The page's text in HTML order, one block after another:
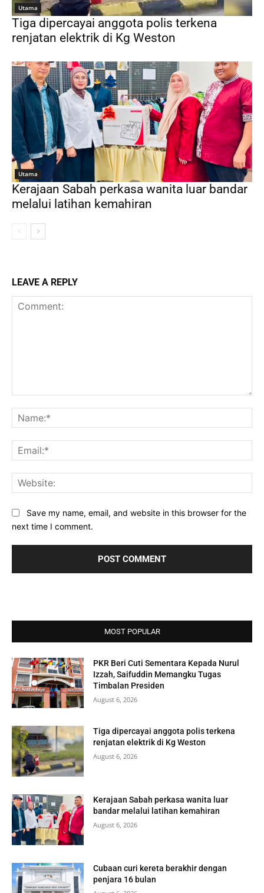
Utama
Tiga dipercayai anggota polis terkena
renjatan elektrik di Kg Weston
Utama
Kerajaan Sabah perkasa wanita luar bandar
melalui latihan kemahiran
LEAVE A REPLY
Save my name, email, and website in this browser for the
next time I comment.
MOST POPULAR
PKR Beri Cuti Sementara Kepada Nurul
Izzah, Saifuddin Memangku Tugas
Timbalan Presiden
August 6, 2026
Tiga dipercayai anggota polis terkena
renjatan elektrik di Kg Weston
August 6, 2026
Kerajaan Sabah perkasa wanita luar
bandar melalui latihan kemahiran
August 6, 2026
Cubaan curi kereta berakhir dengan
penjara 16 bulan